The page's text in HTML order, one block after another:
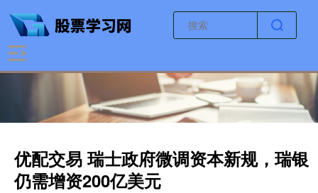
优配交易 瑞士政府微调资本新规，瑞银
仍需增资200亿美元